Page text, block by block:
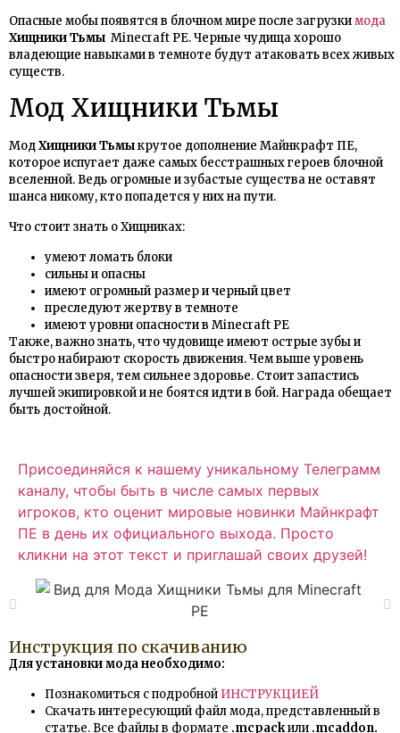
Опасные мобы появятся в блочном мире после загрузкимода
Хищники Тьмы Minecraft PE. Черные чудища хорошо
владеющие навыками в темноте будут атаковать всех живых
существ.
Мод Хищники Тьмы
МодХищники Тьмыкрутое дополнение Майнкрафт ПЕ,
которое испугает даже самых бесстрашных героев блочной
вселенной. Ведь огромные и зубастые существа не оставят
шанса никому, кто попадется у них на пути.
Что стоит знать о Хищниках:
умеют ломать блоки
сильны и опасны
имеют огромный размер и черный цвет
преследуют жертву в темноте
имеют уровни опасности в Minecraft PE
Также, важно знать, что чудовище имеют острые зубы и
быстро набирают скорость движения. Чем выше уровень
опасности зверя, тем сильнее здоровье. Стоит запастись
лучшей экипировкой и не боятся идти в бой. Награда обещает
быть достойной.
Присоединяйся к нашему уникальному Телеграмм
каналу, чтобы быть в числе самых первых
игроков, кто оценит мировые новинки Майнкрафт
ПЕ в день их официального выхода. Просто
кликни на этот текст и приглашай своих друзей!
Инструкция по скачиванию
Для установки мода необходимо:
Познакомиться с подробной ИНСТРУКЦИЕЙ
Скачать интересующий файл мода, представленный в
статье. Все файлы в формате .mcpackили .mcaddon.